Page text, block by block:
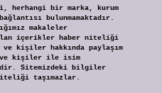
herhangi bir marka, kurum
bulunmamaktadır.
makaleler
alan içerikler haber niteliği
ve kişiler hakkında paylaşım
ve kişiler ile isim
Sitemizdeki bilgiler
taşımazlar.